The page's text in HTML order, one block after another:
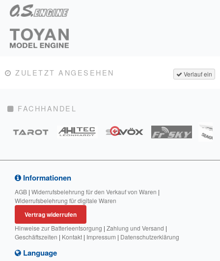
Verlauf ein
ZULETZT ANGESEHEN
FACHHANDEL
Informationen
AGB | Widerrufsbelehrung für den Verkauf von Waren |
Widerrufsbelehrung für digitale Waren
Vertrag widerrufen
Hinweise zur Batterieentsorgung | Zahlung und Versand |
Geschäftszeiten | Kontakt | Impressum | Datenschutzerklärung
Language